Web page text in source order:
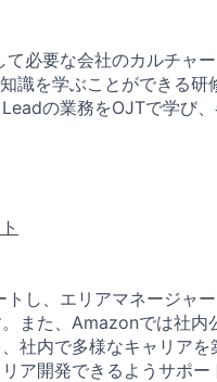
必要な会社のカルチャ
識を学ぶことができる
の業務をOJTで学び
し、エリアマネージャ
また、Amazonでは社
社内で多様なキャリア
ア開発できるようサポー